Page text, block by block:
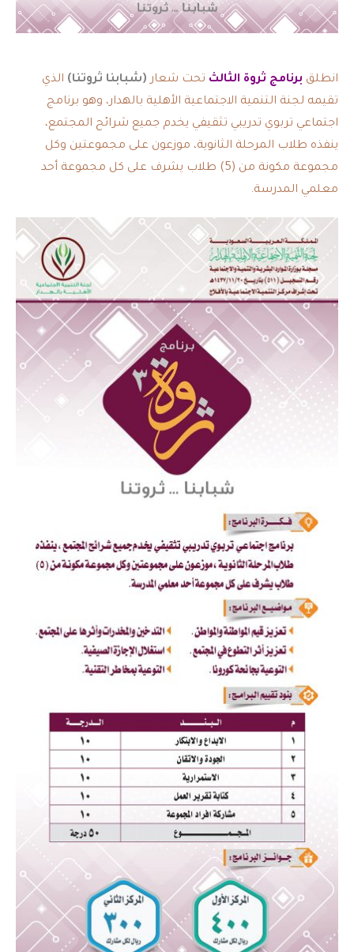
انطلق برنامج ثروة الثالث تحت شعار (شبابنا ثروتنا) الذي
تقيمه لجنة التنمية الاجتماعية الأهلية بالهدار، وهو برنامج
اجتماعي تربوي تدريبي تثقيفي يخدم جميع شرائح المجتمع،
ينفذه طلاب المرحلة الثانوية، موزعون على مجموعتين وكل
مجموعة مكونة من (5) طلاب يشرف على كل مجموعة أحد
معلمي المدرسة.